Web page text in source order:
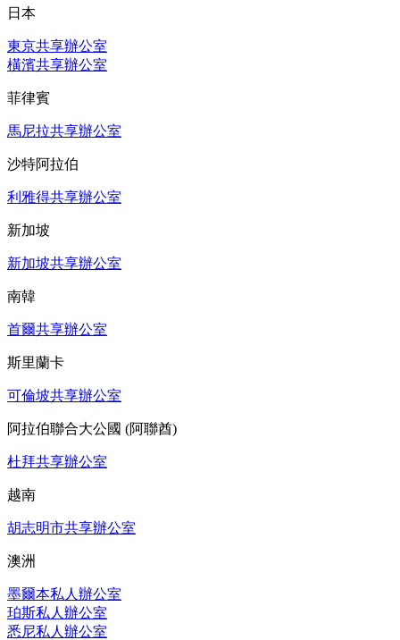
日本
東京共享辦公室
橫濱共享辦公室
菲律賓
馬尼拉共享辦公室
沙特阿拉伯
利雅得共享辦公室
新加坡
新加坡共享辦公室
南韓
首爾共享辦公室
斯里蘭卡
可倫坡共享辦公室
阿拉伯聯合大公國 (阿聯酋)
杜拜共享辦公室
越南
胡志明市共享辦公室
澳洲
墨爾本私人辦公室
珀斯私人辦公室
悉尼私人辦公室